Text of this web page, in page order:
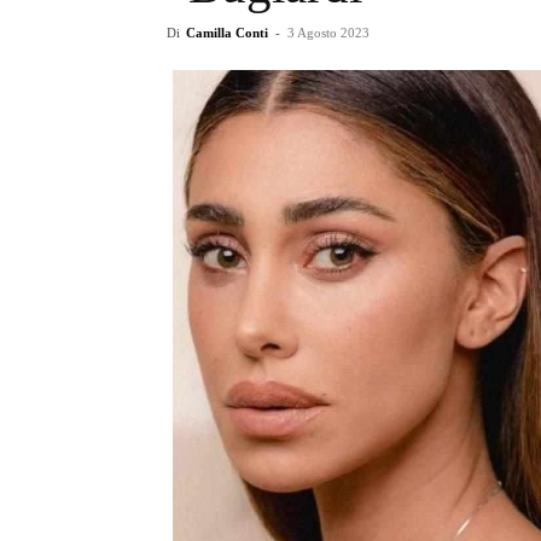
Di Camilla Conti - 3 Agosto 2023